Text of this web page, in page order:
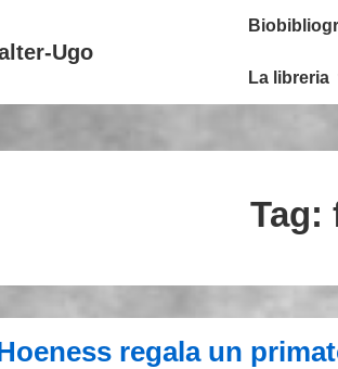
Ugo
Menu
La libreria
Tag:
regala un